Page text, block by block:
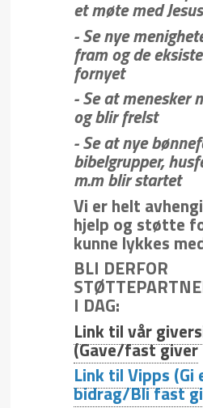
et møte med Jesus
- Se nye
fram og de
fornyet
- Se at menesker
og blir frelst
- Se at nye
bibelgrupper,
m.m blir startet
Vi er helt
hjelp og støtte
kunne lykkes
BLI DERFOR
I DAG:
Link til vår
(Gave/fast giver
Link til Vipps (Gi
bidrag/Bli fast